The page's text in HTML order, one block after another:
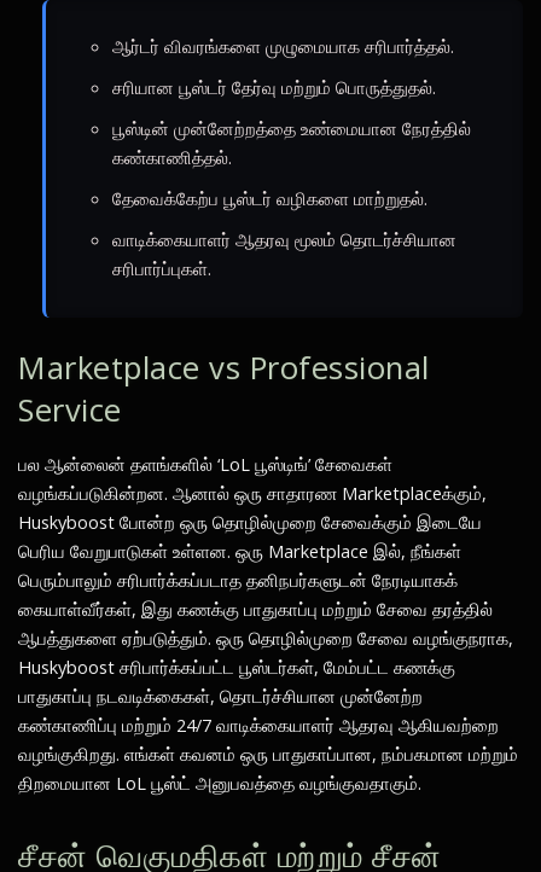
ஆர்டர் விவரங்களை முழுமையாக சரிபார்த்தல்.
சரியான பூஸ்டர் தேர்வு மற்றும் பொருத்துதல்.
பூஸ்டின் முன்னேற்றத்தை உண்மையான நேரத்தில்
கண்காணித்தல்.
தேவைக்கேற்ப பூஸ்டர் வழிகளை மாற்றுதல்.
வாடிக்கையாளர் ஆதரவு மூலம் தொடர்ச்சியான
சரிபார்ப்புகள்.
Marketplace vs Professional
Service
பல ஆன்லைன் தளங்களில் ‘LoL பூஸ்டிங்’ சேவைகள்
வழங்கப்படுகின்றன. ஆனால் ஒரு சாதாரண Marketplaceக்கும்,
Huskyboost போன்ற ஒரு தொழில்முறை சேவைக்கும் இடையே
பெரிய வேறுபாடுகள் உள்ளன. ஒரு Marketplace இல், நீங்கள்
பெரும்பாலும் சரிபார்க்கப்படாத தனிநபர்களுடன் நேரடியாகக்
கையாள்வீர்கள், இது கணக்கு பாதுகாப்பு மற்றும் சேவை தரத்தில்
ஆபத்துகளை ஏற்படுத்தும். ஒரு தொழில்முறை சேவை வழங்குநராக,
Huskyboost சரிபார்க்கப்பட்ட பூஸ்டர்கள், மேம்பட்ட கணக்கு
பாதுகாப்பு நடவடிக்கைகள், தொடர்ச்சியான முன்னேற்ற
கண்காணிப்பு மற்றும் 24/7 வாடிக்கையாளர் ஆதரவு ஆகியவற்றை
வழங்குகிறது. எங்கள் கவனம் ஒரு பாதுகாப்பான, நம்பகமான மற்றும்
திறமையான LoL பூஸ்ட் அனுபவத்தை வழங்குவதாகும்.
சீசன் வெகுமதிகள் மற்றும் சீசன்